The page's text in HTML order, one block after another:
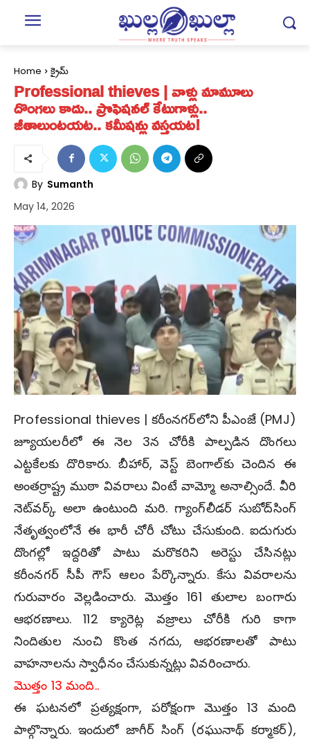
Home క్రైమ్
Professional thieves | వాళ్లు మామూలు
దొంగ‌లు కాదు.. ప్రొఫెష‌న‌ల్ కేటుగాళ్లు..
జీతాలుంటయ‌ట‌.. క‌మీష‌న్లు వ‌స్తయ‌ట!
By Sumanth
May 14, 2026
Professional thieves | క‌రీంన‌గ‌ర్‌లోని పీఎంజే (PMJ)
జ్యూయ‌ల‌రీలో ఈ నెల 3న చోరీకి పాల్ప‌డిన దొంగ‌లు
ఎట్ట‌కేల‌కు దొరికారు. బీహార్‌, వెస్ట్ బెంగాల్‌కు చెందిన ఈ
అంత‌ర్రాష్ట్ర ముఠా వివ‌రాలు వింటే వామ్మో అనాల్సిందే. వీరి
నెట్‌వ‌ర్క్ అలా ఉంటుంది మ‌రి. గ్యాంగ్‌లీడ‌ర్‌ సుబోద్‌సింగ్
నేతృత్వంలోనే ఈ భారీ చోరీ చోటు చేసుకుంది. ఐదుగురు
దొంగ‌ల్లో ఇద్ద‌రితో పాటు మ‌రొక‌రిని అరెస్టు చేసిన‌ట్లు
క‌రీంన‌గ‌ర్ సీపీ గౌస్ ఆలం పేర్కొన్నారు. కేసు వివ‌రాల‌ను
గురువారం వెల్ల‌డించారు. మొత్తం 161 తులాల బంగారు
ఆభ‌ర‌ణాలు. 112 క్యారెట్ల వజ్రాలు చోరీకి గురి కాగా
నిందితుల నుంచి కొంత న‌గ‌దు, ఆభ‌ర‌ణాల‌తో పాటు
వాహ‌నాలను స్వాధీనం చేసుకున్న‌ట్లు వివ‌రించారు.
మొత్తం 13 మంది..
ఈ ఘ‌ట‌న‌లో ప్ర‌త్య‌క్షంగా, ప‌రోక్షంగా మొత్తం 13 మంది
పాల్గొన్నారు. ఇందులో జాగీర్‌ సింగ్ (ర‌ఘునాథ్ క‌ర్మాక‌ర్),